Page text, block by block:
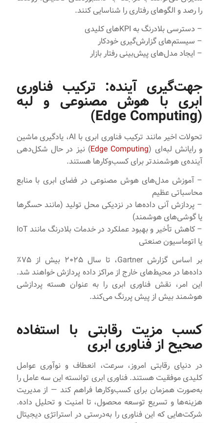
را رصد و الگوهای رفتاری را شناسایی کنند.
– دسترسی بلادرنگ به KPIهای کلیدی
– سیستم‌های گزارش‌گیری خودکار
– ایجاد مدل‌های پیش‌بینی رفتار بازار
جهت‌گیری آینده: ترکیب فناوری
ابری با هوش مصنوعی و لبه
(Edge Computing)
تحولات اخیر مانند ترکیب فناوری ابری با AI، یادگیری ماشین
و رایانش لبه‌ای (Edge Computing) نیز در حال شکل‌دهی
آینده‌ی هوشمندتر برای کسب‌وکارها هستند.
– آموزش مدل‌های هوش مصنوعی در فضای ابری با منابع
محاسباتی عظیم
– پردازش آنی داده‌ها در نزدیکی محل تولید (مانند حسگرها
یا گوشی‌های هوشمند)
– کاهش تأخیر و بهبود عملکرد در خدمات بلادرنگ مانند IoT
یا اتوماسیون صنعتی
بر اساس گزارش Gartner، تا سال ۲۰۲۵ بیش از ۷۵٪
داده‌ها در محیط‌های خارج از مراکز داده پردازش خواهند شد.
این امر، نقش فناوری ابری را به عنوان هسته پردازشی
هوشمند بیش از پیش پررنگ می‌کند.
کسب مزیت رقابتی با استفاده
صحیح از فناوری ابری
در دنیای رقابتی امروز، سرعت، انعطاف و نوآوری عوامل
کلیدی موفقیت هستند. فناوری ابری توانسته این سه عامل را
به‌صورت همزمان برای کسب‌وکارها فراهم کند — از مدیریت
هزینه‌ها و تسریع توسعه محصول، تا امنیت و تحلیل داده.
شرکت‌هایی که این فناوری را به‌درستی در استراتژی دیجیتال